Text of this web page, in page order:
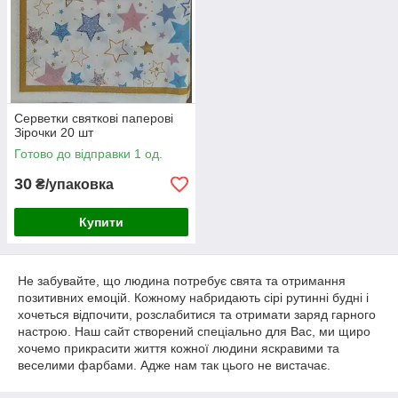
Серветки святкові паперові
Зірочки 20 шт
Готово до відправки 1 од.
30 ₴/упаковка
Купити
Не забувайте, що людина потребує свята та отримання
позитивних емоцій. Кожному набридають сірі рутинні будні і
хочеться відпочити, розслабитися та отримати заряд гарного
настрою. Наш сайт створений спеціально для Вас, ми щиро
хочемо прикрасити життя кожної людини яскравими та
веселими фарбами. Адже нам так цього не вистачає.